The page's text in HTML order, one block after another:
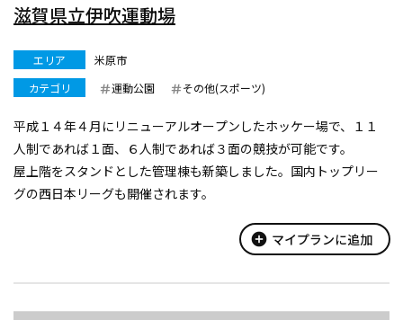
滋賀県立伊吹運動場
エリア
米原市
カテゴリ
運動公園 その他(スポーツ)
平成１４年４月にリニューアルオープンしたホッケー場で、１１
人制であれば１面、６人制であれば３面の競技が可能です。
屋上階をスタンドとした管理棟も新築しました。国内トップリー
グの西日本リーグも開催されます。
add_circle マイプランに追加